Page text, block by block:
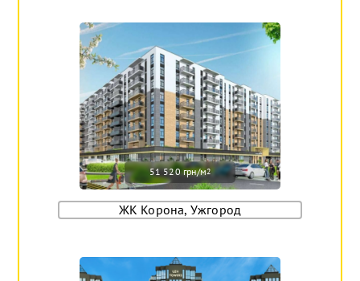
51 520 грн/м2
ЖК Корона, Ужгород